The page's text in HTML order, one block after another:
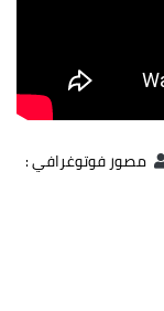
مصور فوتوغرافي: